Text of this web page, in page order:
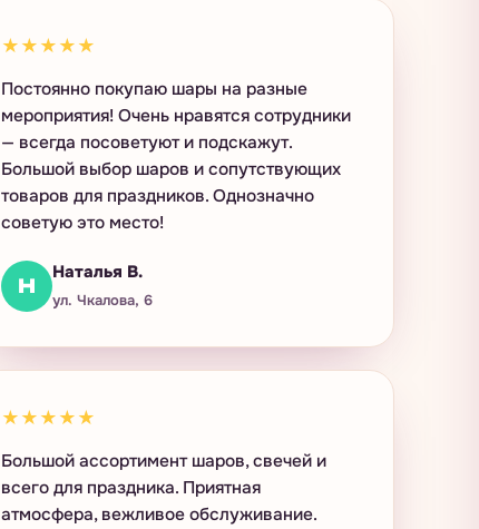
★★★★★
Постоянно покупаю шары на разные
мероприятия! Очень нравятся сотрудники
— всегда посоветуют и подскажут.
Большой выбор шаров и сопутствующих
товаров для праздников. Однозначно
советую это место!
Н
Наталья В.
ул. Чкалова, 6
★★★★★
Большой ассортимент шаров, свечей и
всего для праздника. Приятная
атмосфера, вежливое обслуживание.